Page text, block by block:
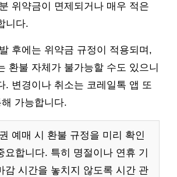
위약금이 면제되거나 매우 적은
니다.
후에는 위약금 규정이 적용되며,
환불 자체가 불가능할 수도 있으니
. 변경이나 취소는 코레일톡 앱 또
가능합니다.
예매 시 환불 규정을 미리 확인
요합니다. 특히 명절이나 연휴 기
감 시간을 놓치지 않도록 시간 관